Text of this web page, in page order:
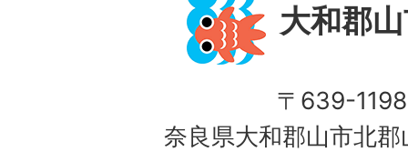
大和郡
〒639-1198
奈良県大和郡山市北